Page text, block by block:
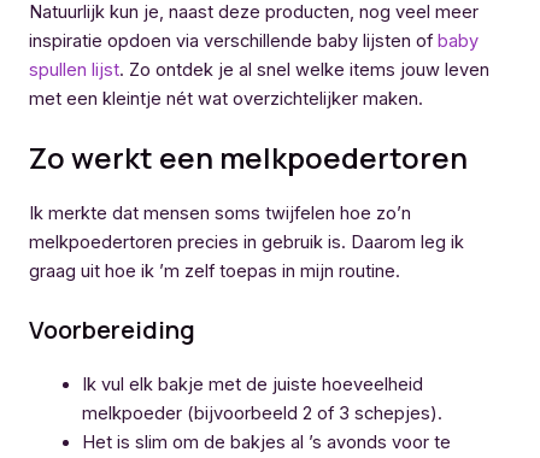
Natuurlijk kun je, naast deze producten, nog veel meer
inspiratie opdoen via verschillende baby lijsten of baby
spullen lijst. Zo ontdek je al snel welke items jouw leven
met een kleintje nét wat overzichtelijker maken.
Zo werkt een melkpoedertoren
Ik merkte dat mensen soms twijfelen hoe zo’n
melkpoedertoren precies in gebruik is. Daarom leg ik
graag uit hoe ik ’m zelf toepas in mijn routine.
Voorbereiding
Ik vul elk bakje met de juiste hoeveelheid
melkpoeder (bijvoorbeeld 2 of 3 schepjes).
Het is slim om de bakjes al ’s avonds voor te